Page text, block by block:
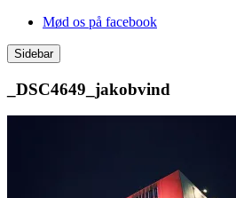
Videre
indhold
Mød os på facebook
Sidebar
_DSC4649_jakobvind